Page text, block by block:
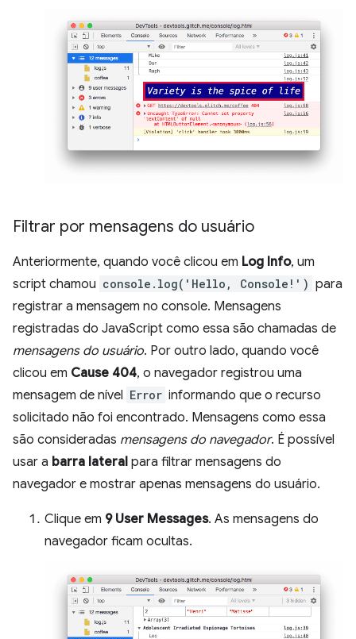
Filtrar por mensagens do usuário
Anteriormente, quando você clicou em Log Info, um
script chamou console.log('Hello, Console!') para
registrar a mensagem no console. Mensagens
registradas do JavaScript como essa são chamadas de
mensagens do usuário. Por outro lado, quando você
clicou em Cause 404, o navegador registrou uma
mensagem de nível Error informando que o recurso
solicitado não foi encontrado. Mensagens como essa
são consideradas mensagens do navegador. É possível
usar a barra lateral para filtrar mensagens do
navegador e mostrar apenas mensagens do usuário.
Clique em 9 User Messages. As mensagens do
navegador ficam ocultas.